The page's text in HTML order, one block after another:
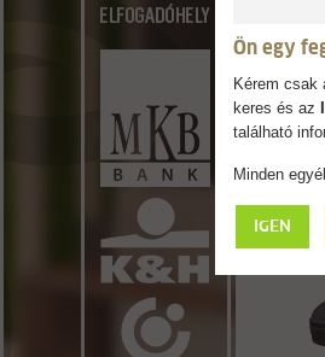
Ön egy
Kérem csak
keres és az
található
Minden
IGEN